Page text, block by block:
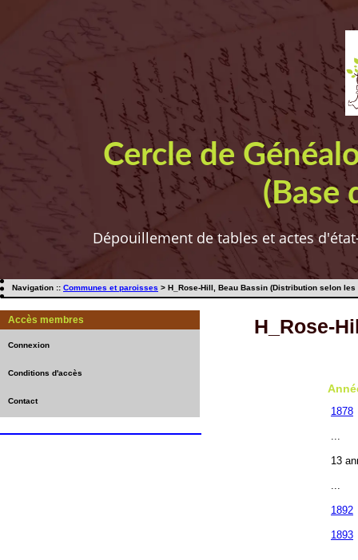
Cercle de
(Base
Dépouillement de tables et actes
Navigation :: Communes et paroisses > H_Rose-Hill, Beau Bassin (Distribution selon les
Accès membres
Connexion
Conditions d'accès
Contact
H_Rose-
1878
13
1892
1893